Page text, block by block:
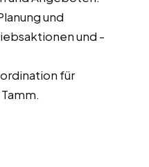
und
und -
für